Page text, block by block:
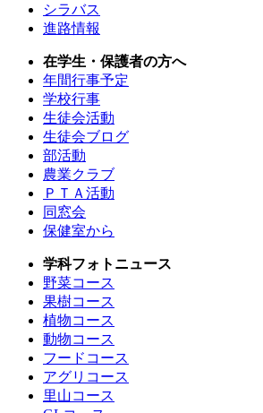
シラバス
進路情報
在学生・保護者の方へ
年間行事予定
学校行事
生徒会活動
生徒会ブログ
部活動
農業クラブ
ＰＴＡ活動
同窓会
保健室から
学科フォトニュース
野菜コース
果樹コース
植物コース
動物コース
フードコース
アグリコース
里山コース